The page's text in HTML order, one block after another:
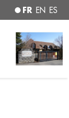
FR EN ES